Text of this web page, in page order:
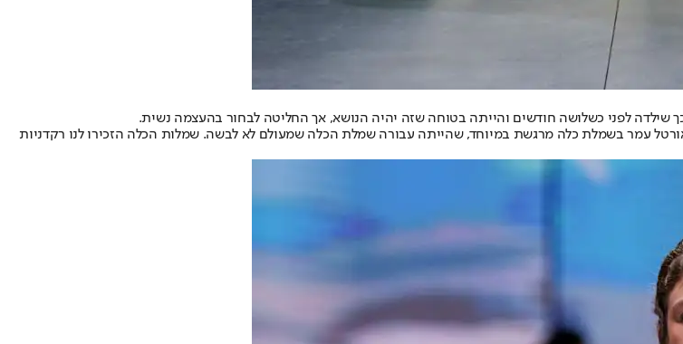
לפני כשלושה חודשים והייתה בטוחה שזה יהיה הנושא, אך החליטה לבחור בהעצמה נשית.
עמר בשמלת כלה מרגשת במיוחד, שהייתה עבורה שמלת הכלה שמעולם לא לבשה. שמלות הכלה הזכירו לנו רקדניות